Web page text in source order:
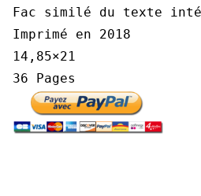
Fac similé du texte
Imprimé en 2018
14,85×21
36 Pages